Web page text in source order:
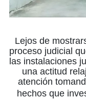
Lejos de
proceso judicial
las instalaciones
una actitud
atención
hechos que